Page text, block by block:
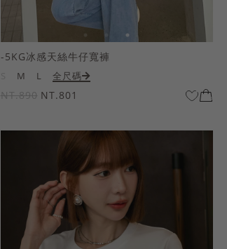
-5KG冰感天絲牛仔寬褲
M L 全尺碼
NT.890 NT.801